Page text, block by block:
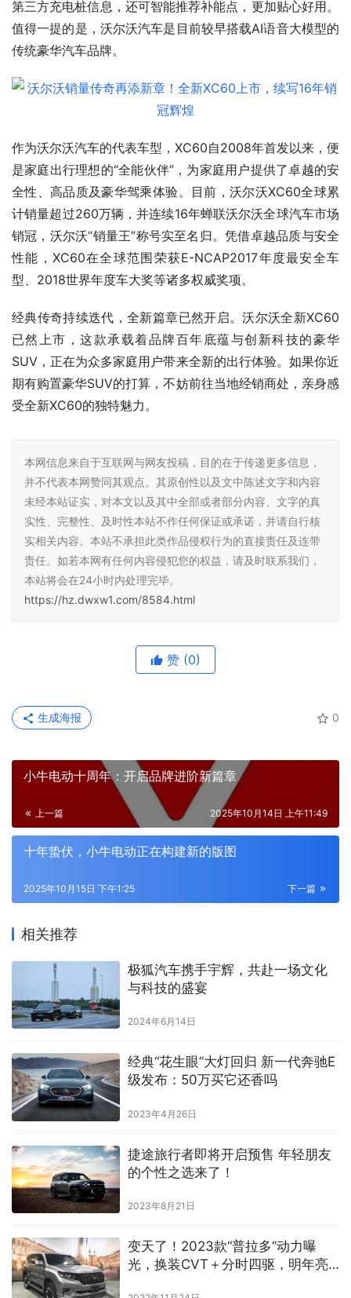
第三方充电桩信息，还可智能推荐补能点，更加贴心好用。
值得一提的是，沃尔沃汽车是目前较早搭载AI语音大模型的
传统豪华汽车品牌。
作为沃尔沃汽车的代表车型，XC60自2008年首发以来，便
是家庭出行理想的“全能伙伴”，为家庭用户提供了卓越的安
全性、高品质及豪华驾乘体验。目前，沃尔沃XC60全球累
计销量超过260万辆，并连续16年蝉联沃尔沃全球汽车市场
销冠，沃尔沃“销量王”称号实至名归。凭借卓越品质与安全
性能，XC60在全球范围荣获E-NCAP2017年度最安全车
型、2018世界年度车大奖等诸多权威奖项。
经典传奇持续迭代，全新篇章已然开启。沃尔沃全新XC60
已然上市，这款承载着品牌百年底蕴与创新科技的豪华
SUV，正在为众多家庭用户带来全新的出行体验。如果你近
期有购置豪华SUV的打算，不妨前往当地经销商处，亲身感
受全新XC60的独特魅力。
本网信息来自于互联网与网友投稿，目的在于传递更多信息，
并不代表本网赞同其观点。其原创性以及文中陈述文字和内容
未经本站证实，对本文以及其中全部或者部分内容、文字的真
实性、完整性、及时性本站不作任何保证或承诺，并请自行核
实相关内容。本站不承担此类作品侵权行为的直接责任及连带
责任。如若本网有任何内容侵犯您的权益，请及时联系我们，
本站将会在24小时内处理完毕。
https://hz.dwxw1.com/8584.html
赞 (0)
0
生成海报
小牛电动十周年：开启品牌进阶新篇章
上一篇 2025年10月14日 上午11:49
十年蛰伏，小牛电动正在构建新的版图
下一篇
2025年10月15日 下午1:25
相关推荐
​极狐汽车携手宇辉，共赴一场文化
与科技的盛宴
2024年6月14日
经典“花生眼”大灯回归 新一代奔驰E
级发布：50万买它还香吗
2023年4月26日
捷途旅行者即将开启预售 年轻朋友
的个性之选来了！
2023年8月21日
变天了！2023款“普拉多”动力曝
光，换装CVT＋分时四驱，明年亮